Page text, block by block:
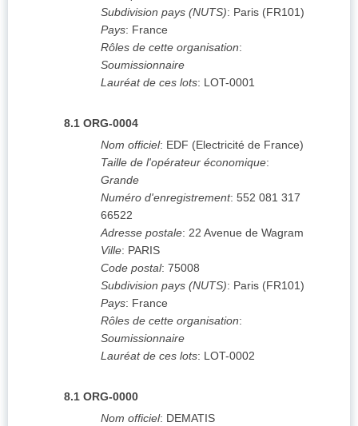
Subdivision pays (NUTS): Paris (FR101)
Pays: France
Rôles de cette organisation:
Soumissionnaire
Lauréat de ces lots: LOT-0001
8.1 ORG-0004
Nom officiel: EDF (Electricité de France)
Taille de l'opérateur économique:
Grande
Numéro d'enregistrement: 552 081 317
66522
Adresse postale: 22 Avenue de Wagram
Ville: PARIS
Code postal: 75008
Subdivision pays (NUTS): Paris (FR101)
Pays: France
Rôles de cette organisation:
Soumissionnaire
Lauréat de ces lots: LOT-0002
8.1 ORG-0000
Nom officiel: DEMATIS